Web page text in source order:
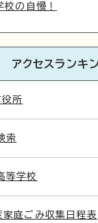
校の自慢！
アクセスランキ
役所
索
等学校
庭ごみ収集日程表